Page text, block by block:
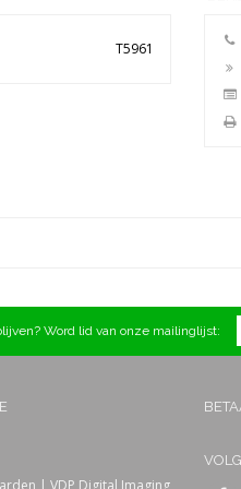
T5961
Word lid van onze mailinglijst:
| VDP Digital Imaging